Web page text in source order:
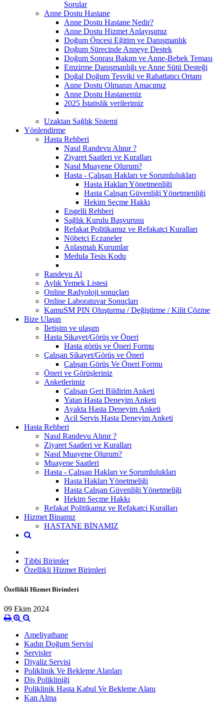
Sorular
Anne Dostu Hastane
Anne Dostu Hastane Nedir?
Anne Dostu Hizmet Anlayışımız
Doğum Öncesi Eğitim ve Danışmanlık
Doğum Sürecinde Anneye Destek
Doğum Sonrası Bakım ve Anne-Bebek Teması
Emzirme Danışmanlığı ve Anne Sütü Desteği
Doğal Doğum Teşviki ve Rahatlatıcı Ortam
Anne Dostu Olmanın Amacımız
Anne Dostu Hastanemiz
2025 İstatislik verilerimiz
Uzaktan Sağlık Sistemi
Yönlendirme
Hasta Rehberi
Nasıl Randevu Alınır ?
Ziyaret Saatleri ve Kuralları
Nasıl Muayene Olurum?
Hasta - Çalışan Hakları ve Sorumlulukları
Hasta Hakları Yönetmenliği
Hasta Çalışan Güvenliği Yönetmenliği
Hekim Seçme Hakkı
Engelli Rehberi
Sağlık Kurulu Başvurusu
Refakat Politikamız ve Refakatçi Kuralları
Nöbetçi Eczaneler
Anlaşmalı Kurumlar
Medula Tesis Kodu
Randevu Al
Aylık Yemek Listesi
Online Radyoloji sonuçları
Online Laboratuvar Sonuçları
KamuSM PIN Oluşturma / Değiştirme / Kilit Çözme
Bize Ulaşın
İletişim ve ulaşım
Hasta Şikayet/Görüş ve Öneri
Hasta görüş ve Öneri Formu
Çalışan Şikayet/Görüş ve Öneri
Çalışan Görüş Ve Öneri Formu
Öneri ve Görüşleriniz
Anketlerimiz
Çalışan Geri Bildirim Anketi
Yatan Hasta Deneyim Anketi
Ayakta Hasta Deneyim Anketi
Acil Servis Hasta Deneyim Anketi
Hasta Rehberi
Nasıl Randevu Alınır ?
Ziyaret Saatleri ve Kuralları
Nasıl Muayene Olurum?
Muayene Saatleri
Hasta - Çalışan Hakları ve Sorumlulukları
Hasta Hakları Yönetmeliği
Hasta Çalışan Güvenliği Yönetmeliği
Hekim Seçme Hakkı
Refakat Politikamız ve Refakatçi Kuralları
Hizmet Binamız
HASTANE BİNAMIZ
Tıbbi Birimler
Özellikli Hizmet Birimleri
Özellikli Hizmet Birimleri
09 Ekim 2024
Ameliyathane
Kadın Doğum Servisi
Servisler
Diyaliz Servisi
Poliklinik Ve Bekleme Alanları
Diş Polikliniği
Poliklinik Hasta Kabul Ve Bekleme Alanı
Kan Alma